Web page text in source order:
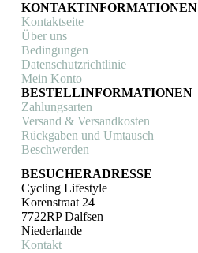
KONTAKTINFORMATIONEN
Kontaktseite
Über uns
Bedingungen
Datenschutzrichtlinie
Mein Konto
BESTELLINFORMATIONEN
Zahlungsarten
Versand & Versandkosten
Rückgaben und Umtausch
Beschwerden
BESUCHERADRESSE
Cycling Lifestyle
Korenstraat 24
7722RP Dalfsen
Niederlande
Kontakt